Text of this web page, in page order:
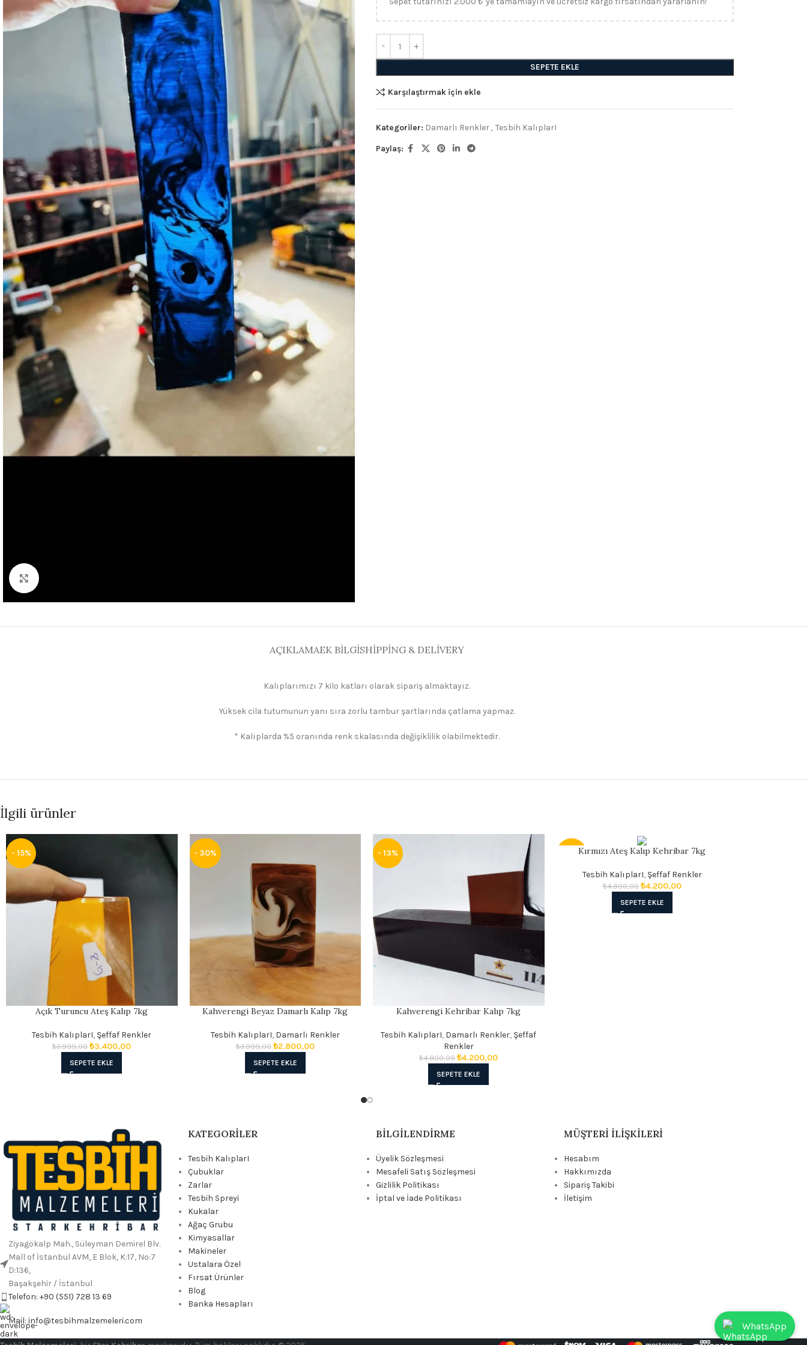
SEPETE EKLE
Karşılaştırmak için ekle
Kategoriler: Damarlı Renkler, Tesbih KalıplarI
Paylaş:
AÇIKLAMAEK BILGISHIPPING & DELIVERY
Kalıplarımızı 7 kilo katları olarak sipariş almaktayız.
Yüksek cila tutumunun yanı sıra zorlu tambur şartlarında çatlama yapmaz.
* Kalıplarda %5 oranında renk skalasında değişiklilik olabilmektedir.
İlgili ürünler
- 15%
Açık Turuncu Ateş Kalıp 7kg
Tesbih KalıplarI, Şeffaf Renkler
₺3.999,00 ₺3.400,00
SEPETE EKLE
- 30%
Kahverengi Beyaz Damarlı Kalıp 7kg
Tesbih KalıplarI, Damarlı Renkler
₺3.999,00 ₺2.800,00
SEPETE EKLE
- 13%
Kahverengi Kehribar Kalıp 7kg
Tesbih KalıplarI, Damarlı Renkler, Şeffaf
Renkler
₺4.800,00 ₺4.200,00
SEPETE EKLE
- 13%Kırmızı Ateş Kalıp Kehribar 7kg
Tesbih KalıplarI, Şeffaf Renkler
₺4.800,00 ₺4.200,00
SEPETE EKLE
Ziyagökalp Mah., Süleyman Demirel Blv.
Mall of İstanbul AVM, E Blok, K:17, No:7
D:136,
Başakşehir / İstanbul
Telefon: +90 (551) 728 13 69
Mail: info@tesbihmalzemeleri.com
KATEGORILER
Tesbih KalıplarI
Çubuklar
Zarlar
Tesbih Spreyi
Kukalar
Ağaç Grubu
Kimyasallar
Makineler
Ustalara Özel
Fırsat Ürünler
Blog
Banka Hesapları
BILGILENDIRME
Üyelik Sözleşmesi
Mesafeli Satış Sözleşmesi
Gizlilik Politikası
İptal ve İade Politikası
MÜŞTERI İLIŞKILERI
Hesabım
Hakkımızda
Sipariş Takibi
İletişim
WhatsApp